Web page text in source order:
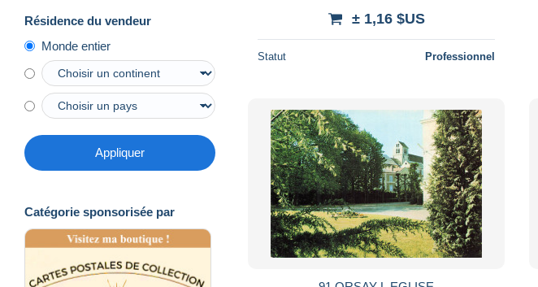
Résidence du vendeur
Monde entier
Appliquer
Catégorie sponsorisée par
± 1,16 $US
Statut Professionnel